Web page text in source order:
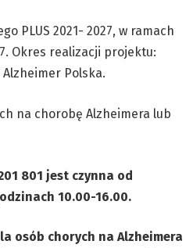
PLUS 2021- 2027, w ramach
Okres realizacji projektu:
Alzheimer Polska.
na chorobę Alzheimera lub
801 jest czynna od
10.00-16.00.
osób chorych na Alzheimera